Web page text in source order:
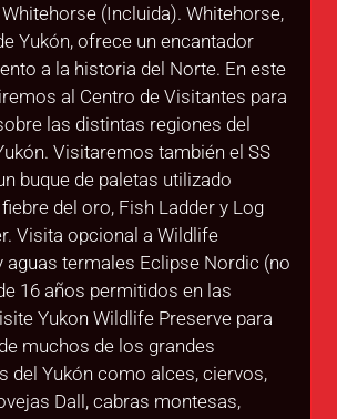
Whitehorse (Incluida). Whitehorse,
Yukón, ofrece un encantador
a la historia del Norte. En este
al Centro de Visitantes para
las distintas regiones del
Visitaremos también el SS
buque de paletas utilizado
del oro, Fish Ladder y Log
Visita opcional a Wildlife
aguas termales Eclipse Nordic (no
16 años permitidos en las
Yukon Wildlife Preserve para
muchos de los grandes
del Yukón como alces, ciervos,
Dall, cabras montesas,